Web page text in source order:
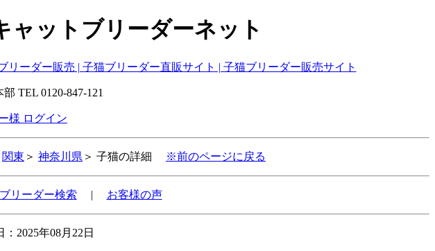
ャットブリーダーネット
TEL 0120-847-121
様 ログイン
関東 ＞ 神奈川県 ＞ 子猫の詳細 ※前のページに戻る
ブリーダー検索 | お客様の声
2025年08月22日